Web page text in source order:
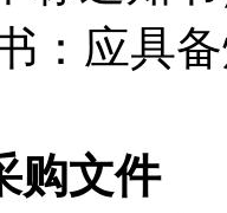
：应具
购文件